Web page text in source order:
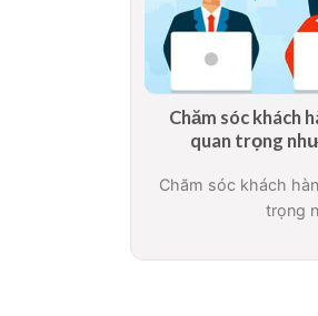
Chăm sóc khách
quan trọng
Chăm sóc khách
trọng